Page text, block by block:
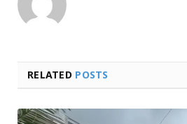
RELATED POSTS